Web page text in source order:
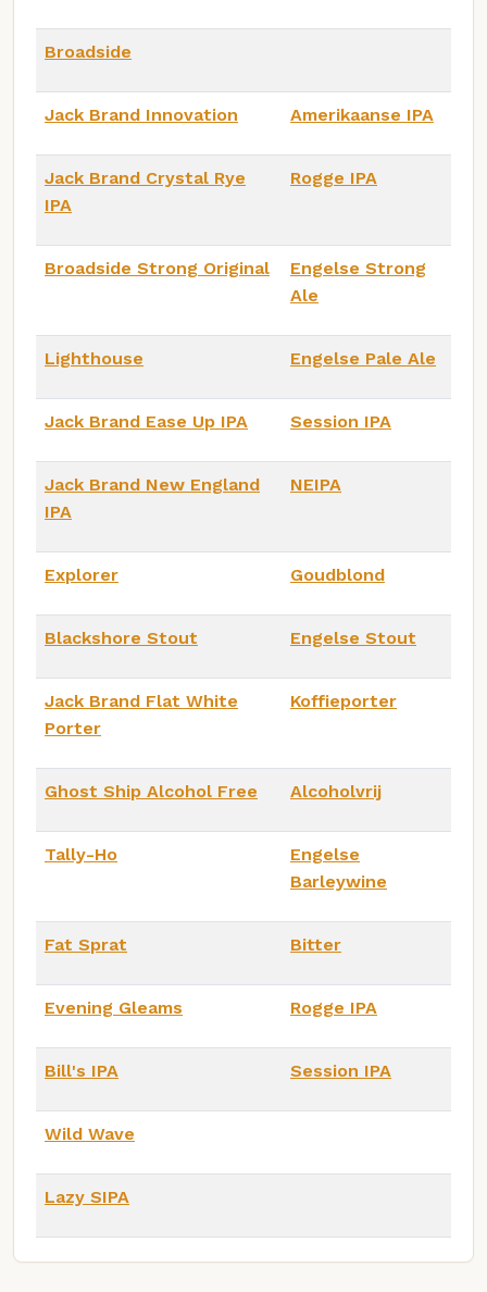
Broadside
Jack Brand Innovation Amerikaanse IPA
Jack Brand Crystal Rye
IPA
Rogge IPA
Broadside Strong Original
Engelse Strong
Ale
Lighthouse Engelse Pale Ale
Jack Brand Ease Up IPA Session IPA
Jack Brand New England
IPA
NEIPA
Explorer Goudblond
Blackshore Stout Engelse Stout
Jack Brand Flat White
Porter
Koffieporter
Ghost Ship Alcohol Free Alcoholvrij
Tally-Ho
Engelse
Barleywine
Fat Sprat Bitter
Evening Gleams Rogge IPA
Bill's IPA Session IPA
Wild Wave
Lazy SIPA